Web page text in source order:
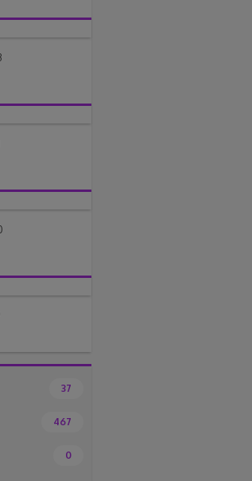
37
467
0